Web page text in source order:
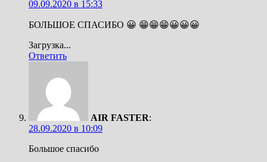
09.09.2020 в 15:33
БОЛЬШОЕ СПАСИБО 😀 😁😁😁😀😀😀
Загрузка...
Ответить
AIR FASTER:
28.09.2020 в 10:09
Большое спасибо